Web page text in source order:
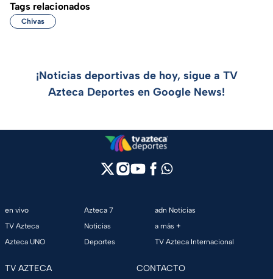
Tags relacionados
Chivas
¡Noticias deportivas de hoy, sigue a TV
Azteca Deportes en Google News!
en vivo
TV Azteca
Azteca UNO
Azteca 7
Noticias
Deportes
adn Noticias
a más +
TV Azteca Internacional
TV AZTECA CONTACTO